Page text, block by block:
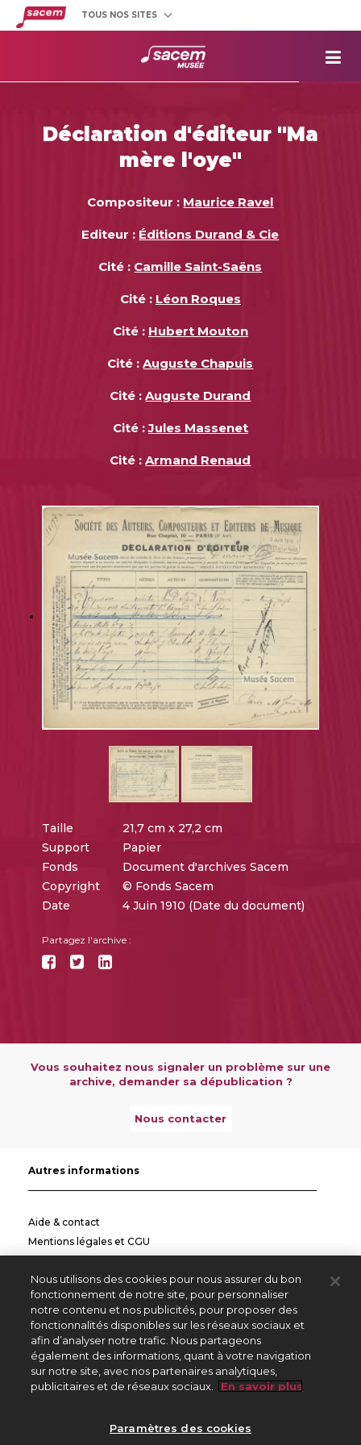
TOUS NOS SITES
Déclaration d'éditeur "Ma
mère l'oye"
Compositeur : Maurice Ravel
Editeur : Éditions Durand & Cie
Cité : Camille Saint-Saëns
Cité : Léon Roques
Cité : Hubert Mouton
Cité : Auguste Chapuis
Cité : Auguste Durand
Cité : Jules Massenet
Cité : Armand Renaud
Taille
21,7 cm x 27,2 cm
Support
Papier
Fonds
Document d'archives Sacem
Copyright
© Fonds Sacem
Date
4 Juin 1910 (Date du document)
Partagez l'archive :
Vous souhaitez nous signaler un problème sur une
archive, demander sa dépublication ?
Nous contacter
Autres informations
Aide & contact
Mentions légales et CGU
Informations pratiques
Autres sites
Créateurs Editeurs
Répertoire des Œuvres
Nous utilisons des cookies pour nous assurer du bon
fonctionnement de notre site, pour personnaliser
notre contenu et nos publicités, pour proposer des
fonctionnalités disponibles sur les réseaux sociaux et
afin d’analyser notre trafic. Nous partageons
également des informations, quant à votre navigation
sur notre site, avec nos partenaires analytiques,
publicitaires et de réseaux sociaux.
En savoir plus
Paramètres des cookies